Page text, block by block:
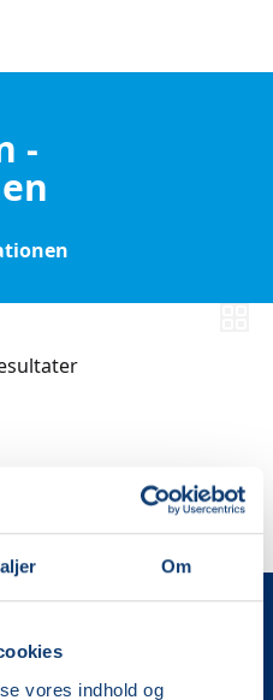
Om
vores indhold og
-